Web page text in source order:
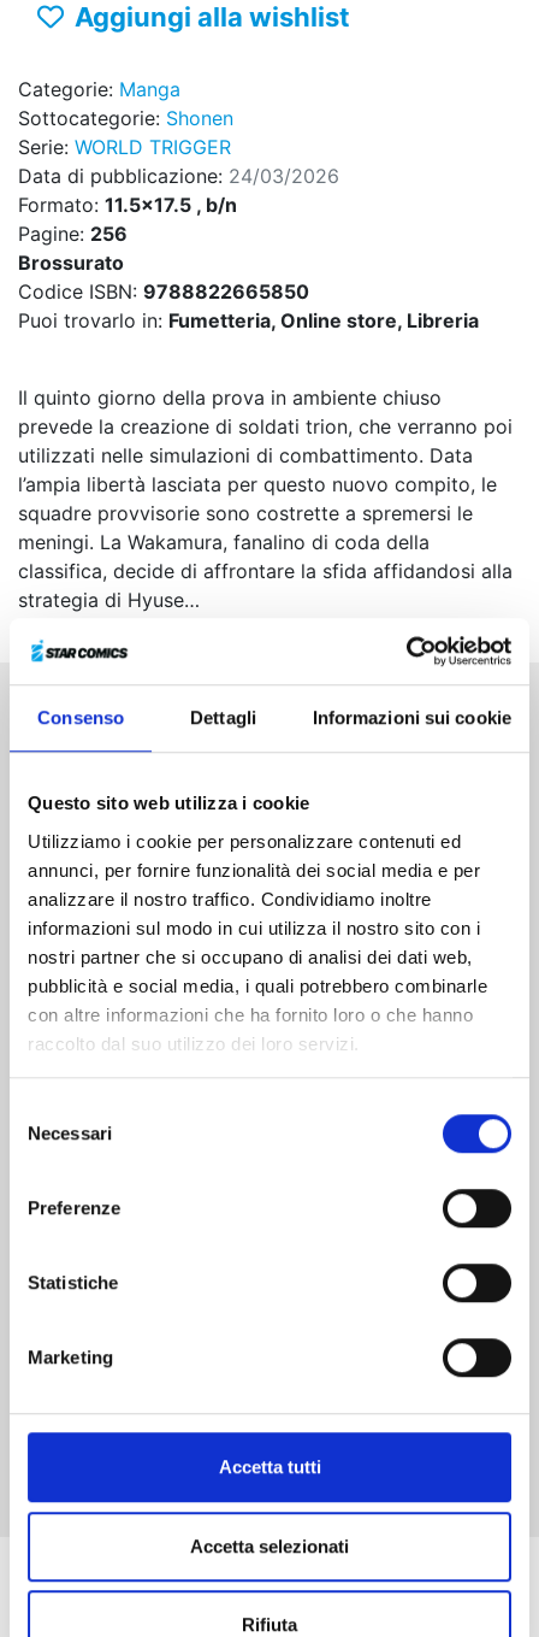
Consenso Dettagli Informazioni sui cookie
Questo sito web utilizza i cookie
Utilizziamo i cookie per personalizzare contenuti ed
annunci, per fornire funzionalità dei social media e per
analizzare il nostro traffico. Condividiamo inoltre
informazioni sul modo in cui utilizza il nostro sito con i
nostri partner che si occupano di analisi dei dati web,
pubblicità e social media, i quali potrebbero combinarle
con altre informazioni che ha fornito loro o che hanno
raccolto dal suo utilizzo dei loro servizi.
delNecessari
Preferenze
Statistiche
Marketing
Accetta tutti
Accetta selezionati
Rifiuta
Aggiungi alla wishlist
Categorie: Manga
Sottocategorie: Shonen
Serie: WORLD TRIGGER
Data di pubblicazione: 24/03/2026
Formato: 11.5x17.5 , b/n
Pagine: 256
Brossurato
Codice ISBN: 9788822665850
Puoi trovarlo in: Fumetteria, Online store, Libreria
Il quinto giorno della prova in ambiente chiuso
prevede la creazione di soldati trion, che verranno poi
utilizzati nelle simulazioni di combattimento. Data
l’ampia libertà lasciata per questo nuovo compito, le
squadre provvisorie sono costrette a spremersi le
meningi. La Wakamura, fanalino di coda della
classifica, decide di affrontare la sfida affidandosi alla
strategia di Hyuse…
Altri volumi della serie
Mostra tutto
Se ti è piaciuto prova anche: